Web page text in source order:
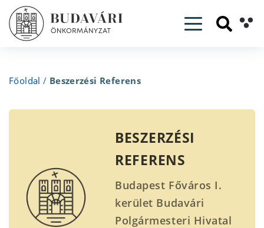
Toggle
Főoldal / Beszerzési Referens
BESZERZÉSI
REFERENS
Budapest Főváros I.
kerület Budavári
Polgármesteri Hivatal